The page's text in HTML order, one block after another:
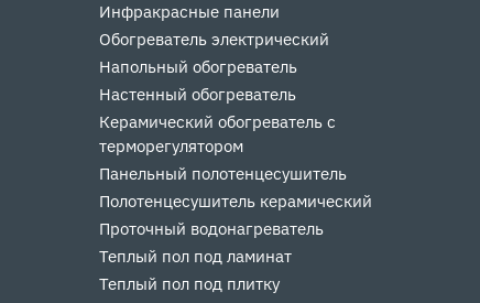
Инфракрасные панели
Обогреватель электрический
Напольный обогреватель
Настенный обогреватель
Керамический обогреватель с
терморегулятором
Панельный полотенцесушитель
Полотенцесушитель керамический
Проточный водонагреватель
Теплый пол под ламинат
Теплый пол под плитку